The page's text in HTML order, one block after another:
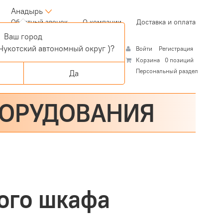
Анадырь
Обратный звонок(current)О компании Доставка и оплата
Войти
Регистрация
Корзина
0 позиций
Персональный раздел
шкафа
Ваш город
автономный округ )?
Да